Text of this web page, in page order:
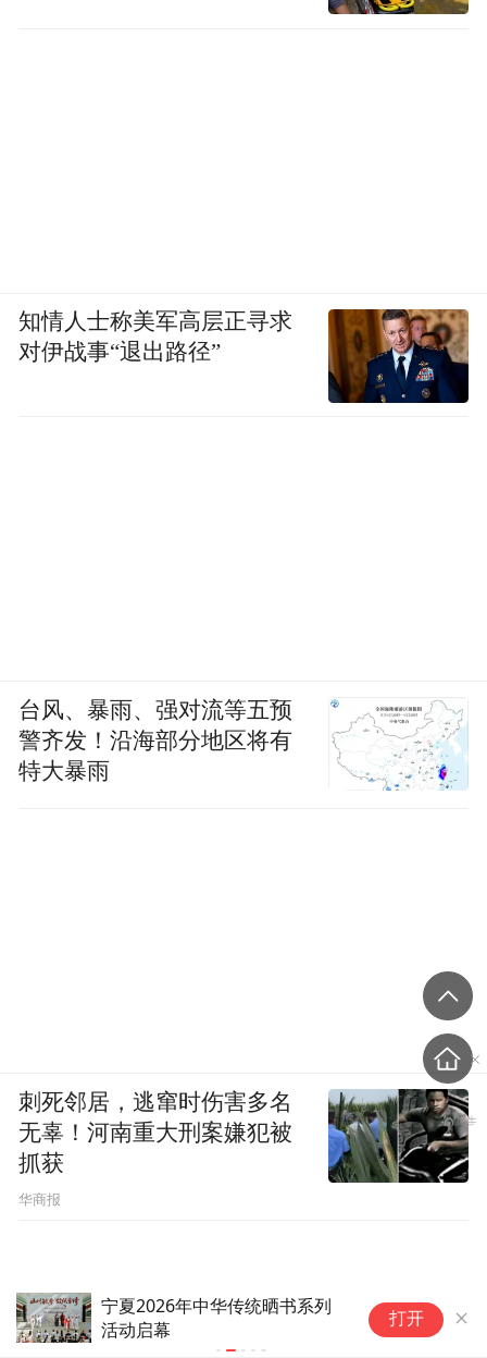
宁夏2026年中华传统晒书系列
活动启幕
打开
知情人士称美军高层正寻求
对伊战事“退出路径”
台风、暴雨、强对流等五预
警齐发！沿海部分地区将有
特大暴雨
刺死邻居，逃窜时伤害多名
无辜！河南重大刑案嫌犯被
抓获
华商报